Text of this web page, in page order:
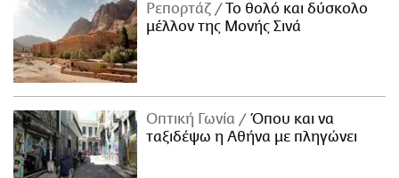
Ρεπορτάζ
Το θολό και δύσκολο
μέλλον της Μονής Σινά
Οπτική Γωνία
Όπου και να
ταξιδέψω η Αθήνα με πληγώνει